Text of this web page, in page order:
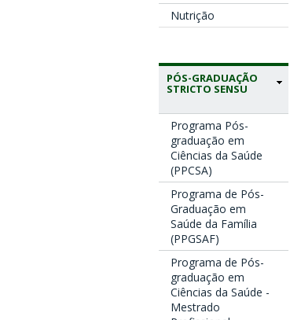
Nutrição
PÓS-GRADUAÇÃO
STRICTO SENSU
Programa Pós-
graduação em
Ciências da Saúde
(PPCSA)
Programa de Pós-
Graduação em
Saúde da Família
(PPGSAF)
Programa de Pós-
graduação em
Ciências da Saúde -
Mestrado